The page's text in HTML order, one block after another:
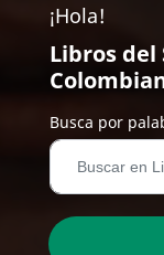
¡Hola!
Libros del
Busca por